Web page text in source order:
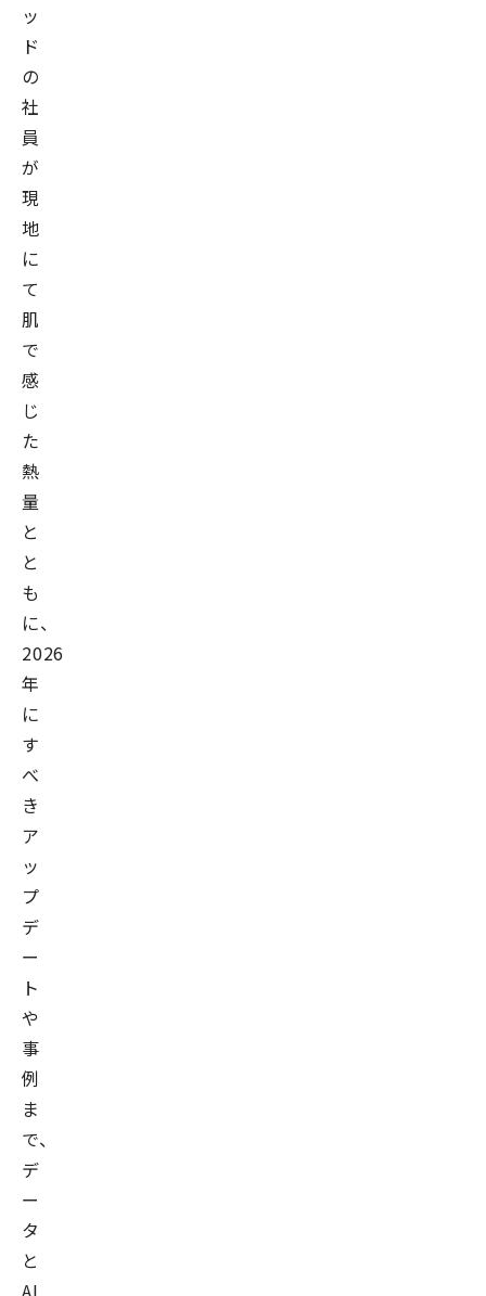
ッ
ド
の
社
員
が
現
地
に
て
肌
で
感
じ
た
熱
量
と
と
も
に、
2026
年
に
す
べ
き
ア
ッ
プ
デ
ー
ト
や
事
例
ま
で、
デ
ー
タ
と